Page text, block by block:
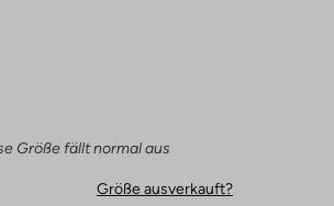
Größe fällt normal aus
Größe ausverkauft?